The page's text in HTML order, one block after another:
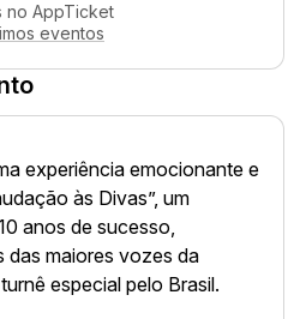
no AppTicket
eventos
experiência emocionante e
às Divas”, um
anos de sucesso,
das maiores vozes da
especial pelo Brasil.